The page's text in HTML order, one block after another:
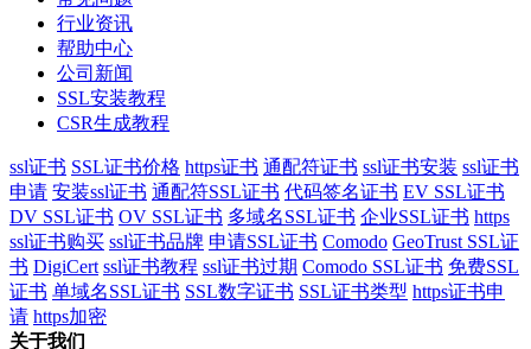
行业资讯
帮助中心
公司新闻
SSL安装教程
CSR生成教程
ssl证书 SSL证书价格 https证书 通配符证书 ssl证书安装 ssl证书
申请 安装ssl证书 通配符SSL证书 代码签名证书 EV SSL证书
DV SSL证书 OV SSL证书 多域名SSL证书 企业SSL证书 https
ssl证书购买 ssl证书品牌 申请SSL证书 Comodo GeoTrust SSL证
书 DigiCert ssl证书教程 ssl证书过期 Comodo SSL证书 免费SSL
证书 单域名SSL证书 SSL数字证书 SSL证书类型 https证书申
请 https加密
关于我们